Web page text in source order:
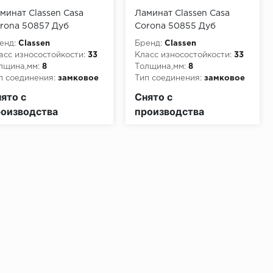
Classen Casa
50857 Дуб
Classen
износостойкости: 33
8
соединения: замковое
с
Ламинат Classen Casa
Corona 50855 Дуб
Ретинела
Бренд: Classen
Класс износостойкости: 33
Толщина,мм: 8
Тип соединения: замковое
КМ3
Снято с
производства